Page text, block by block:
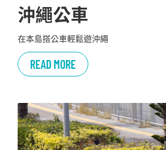
沖繩公車
在本島搭公車輕鬆遊沖繩
READ MORE